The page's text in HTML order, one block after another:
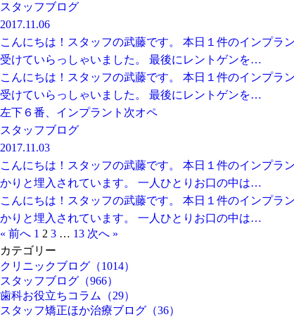
スタッフブログ
2017.11.06
こんにちは！スタッフの武藤です。 本日１件のインプラ
受けていらっしゃいました。 最後にレントゲンを…
こんにちは！スタッフの武藤です。 本日１件のインプラ
受けていらっしゃいました。 最後にレントゲンを…
左下６番、インプラント次オペ
スタッフブログ
2017.11.03
こんにちは！スタッフの武藤です。 本日１件のインプラ
かりと埋入されています。 一人ひとりお口の中は…
こんにちは！スタッフの武藤です。 本日１件のインプラ
かりと埋入されています。 一人ひとりお口の中は…
« 前へ 1 2 3 … 13 次へ »
カテゴリー
クリニックブログ（1014）
スタッフブログ（966）
歯科お役立ちコラム（29）
スタッフ矯正ほか治療ブログ（36）